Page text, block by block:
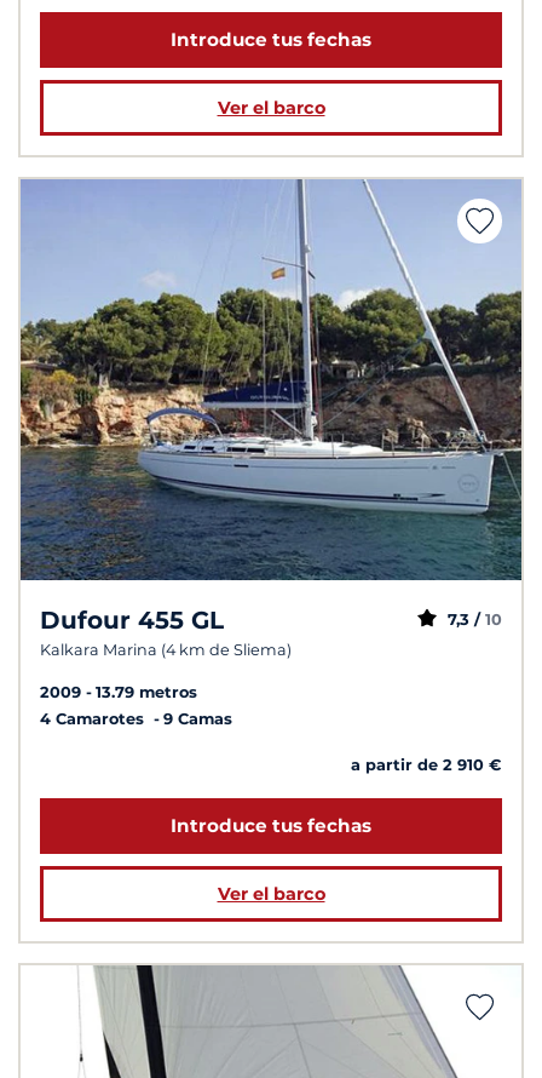
Introduce tus fechas
Ver el barco
Dufour 455 GL
Kalkara Marina (4 km de Sliema)
7,3 / 10
2009
13.79 metros
4 Camarotes
9 Camas
a partir de 2 910 €
Introduce tus fechas
Ver el barco